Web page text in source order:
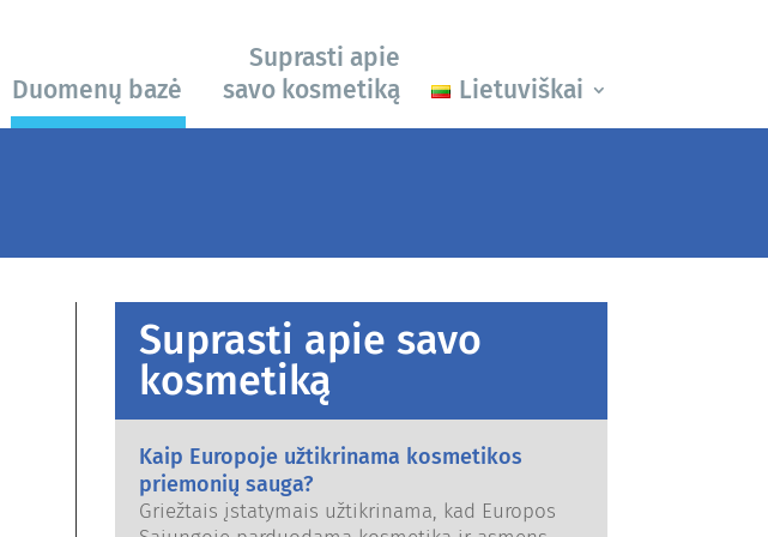
Duomenų bazė
Suprasti apie
savo kosmetiką
Lietuviškai
Suprasti apie savo
kosmetiką
Kaip Europoje užtikrinama kosmetikos
priemonių sauga?
Griežtais įstatymais užtikrinama, kad Europos